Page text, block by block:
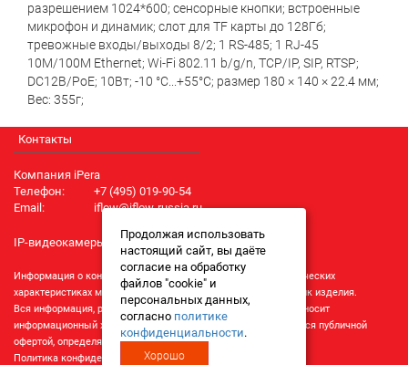
разрешением 1024*600; сенсорные кнопки; встроенные
микрофон и динамик; слот для TF карты до 128Гб;
тревожные входы/выходы 8/2; 1 RS-485; 1 RJ-45
10M/100M Ethernet; Wi-Fi 802.11 b/g/n, TCP/IP, SIP, RTSP;
DC12В/PoE; 10Вт; -10 °C...+55°C; размер 180 × 140 × 22.4 мм;
Вес: 355г;
Контакты
Компания iPera
Телефон:
+7 (495) 019-90-54
Email:
iflow@iflow-russia.ru
IP-видеокамеры iFlow
Информация о конкретном товаре, его внешнем виде и технических
характеристиках может отличаться от реальных характеристик изделия.
Вся информация, размещенная на данном интернет-ресурсе, носит
информационный характер и ни при каких условиях не является публичной
офертой, определяемой положениями Статьи 437 (2) ГК РФ.
Политика конфиденциальности
Продолжая использовать
настоящий сайт, вы даёте
согласие на обработку
файлов "cookie" и
персональных данных,
согласно политике
конфиденциальности.
Хорошо